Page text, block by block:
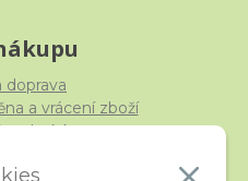
doprava
a vrácení zboží
podmínky